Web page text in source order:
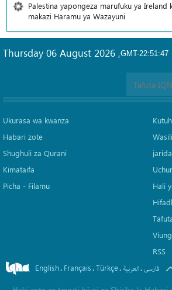
Palestina yapongeza marufuku ya Ireland
makazi Haramu ya Wazayuni
GMT-22:51:47
Thursday 06 August 2026 ,
Ukurasa wa kwanza
Habari zote
Shughuli za Qurani
Kimataifa
Picha‎ - Filamu‎
jarida
Hali
RSS
English. Français.Türkçe. العربیة.فارسی